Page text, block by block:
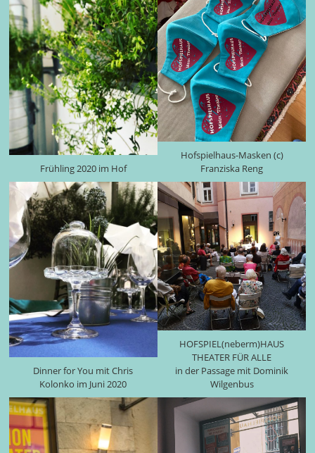
Frühling 2020 im Hof
Hofspielhaus-Masken (c)
Franziska Reng
Dinner for You mit Chris
Kolonko im Juni 2020
HOFSPIEL(neberm)HAUS
THEATER FÜR ALLE
in der Passage mit Dominik
Wilgenbus